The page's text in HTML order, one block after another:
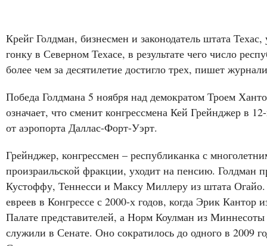
Крейг Голдман, бизнесмен и законодатель штата
гонку в Северном Техасе, в результате чего число
более чем за десятилетие достигло трех, пишет
Победа Голдмана 5 ноября над демократом Троем
означает, что сменит конгрессмена Кей Грейнджер в
от аэропорта Даллас-Форт-Уэрт.
Грейнджер, конгрессмен – республиканка с
произраильской фракции, уходит на пенсию. Голдман
Кустоффу, Теннесси и Максу Миллеру из штата
евреев в Конгрессе с 2000-х годов, когда Эрик
Палате представителей, а Норм Коулман из
служили в Сенате. Оно сократилось до одного в 2009